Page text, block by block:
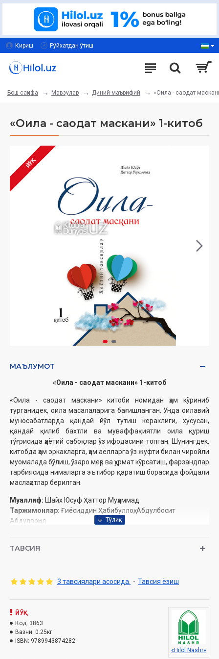
Кириш Рўйхатдан ўтиш
Бош саҳифа Мавзулар Диний-маърифий «Оила - саодат
«Оила - саодат маскани» 1-китоб
ЙЎҚ
МАЪЛУМОТ
«Оила - саодат маскани» 1-китоб
«Оила - саодат маскани» китоби номидан ҳам кўриниб
турганидек, оила масалаларига бағишланган. Унда оилавий
муносабатларда қандай йўл тутиш кераклиги, хусусан,
қандай қилиб бахтли ва муваффақиятли оила қуриш
тўғрисида ҳаётий сабоқлар ўз ифодасини топган. Шунингдек,
китобда ҳам эркакларга, ҳам аёлларга ўз жуфти билан чиройли
муомалада бўлиш, ўзаро меҳр ва ҳурмат кўрсатиш, фарзандлар
тарбиясида нималарга эътибор қаратиш борасида фойдали
маслаҳатлар берилган.
Муаллиф: Шайх Юсуф Ҳаттор Муҳаммад
Таржимонлар: Ғиёсиддин Ҳабибуллоҳ, Абдулбосит
Абдулвоҳид
Ҳажми:152 бет
Муқоваси: юмшоқ
Мундарижа
Муқаддима
Янги оилалар учун...
Янги келин-куёвларга бахтиёр оилалардан насиҳатлар
ТАВСИЯ
3 тавсиялари асосида. - Тавсия ёзиш
ЙЎҚ
Код: 3863
Вазни: 0.25кг
ISBN: 9789943874282
«Hilol Nashr»